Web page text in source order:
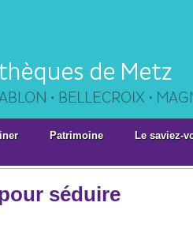
Patrimoine Le saviez-
séduire